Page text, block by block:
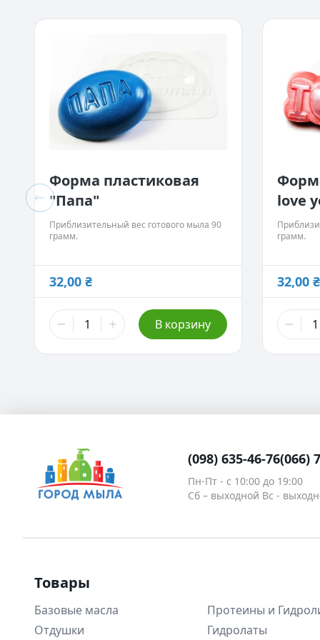
Водорастворимая бумага
Форма пластиковая
"Папа"
Приблизительный вес готового мыла 90
грамм.
32,00 ₴
В корзину
love
грамм.
32,00 ₴
(098) 635-46-76(066)
Пн-Пт - c 10:00 до 19:00
Сб – выходной Вс -
Товары
Базовые масла
Отдушки
Протеины и
Гидролаты